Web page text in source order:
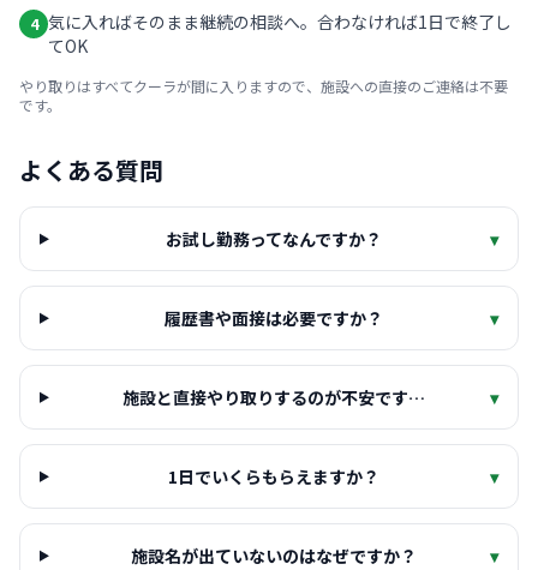
4 気に入ればそのまま継続の相談へ。合わなければ1日で終了し
てOK
やり取りはすべてクーラが間に入りますので、施設への直接のご連絡は不要
です。
よくある質問
お試し勤務ってなんですか？ ▾
履歴書や面接は必要ですか？ ▾
施設と直接やり取りするのが不安です… ▾
1日でいくらもらえますか？ ▾
施設名が出ていないのはなぜですか？ ▾